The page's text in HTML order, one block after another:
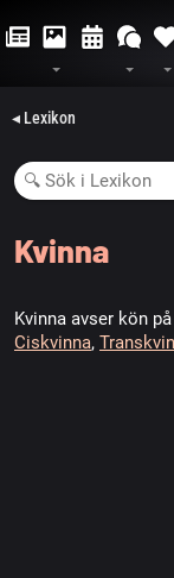
◂ Lexikon
Kvinna
Kvinna avser kön
Ciskvinna,